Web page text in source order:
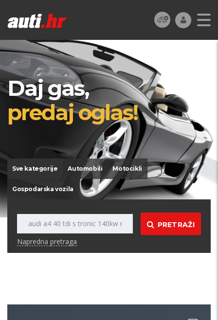
Daj gas,
predaj oglas!
Sve kategorije Automobili Motocikli
Gospodarska vozila
PRETRAŽI
Napredna pretraga